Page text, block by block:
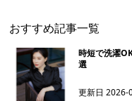
おすすめ記事一覧
時短で洗濯
選
更新日2026-